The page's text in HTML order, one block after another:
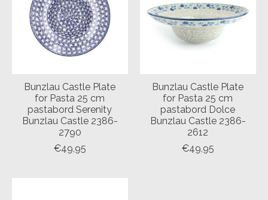
Bunzlau Castle Plate
for Pasta 25 cm
pastabord Serenity
Bunzlau Castle 2386-
2790
€49,95
Bunzlau Castle Plate
for Pasta 25 cm
pastabord Dolce
Bunzlau Castle 2386-
2612
€49,95